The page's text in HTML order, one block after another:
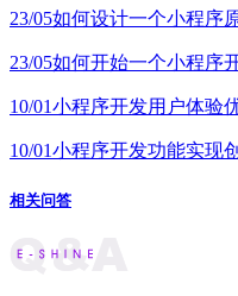
23/05如何设计一个小程序
23/05如何开始一个小程序
10/01小程序开发用户体验
10/01小程序开发功能实现
相关问答